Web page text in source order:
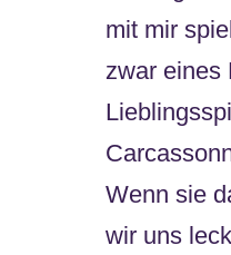
mit mir
zwar eines
Wenn sie
wir uns